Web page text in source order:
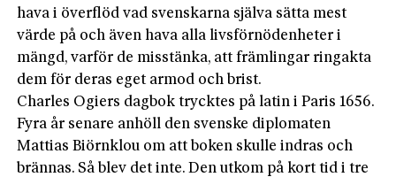
hava i överflöd vad svenskarna själva sätta mest
värde på och även hava alla livsförnödenheter i
mängd, varför de misstänka, att främlingar ringakta
dem för deras eget armod och brist.
Charles Ogiers dagbok trycktes på latin i Paris 1656.
Fyra år senare anhöll den svenske diplomaten
Mattias Biörnklou om att boken skulle indras och
brännas. Så blev det inte. Den utkom på kort tid i tre